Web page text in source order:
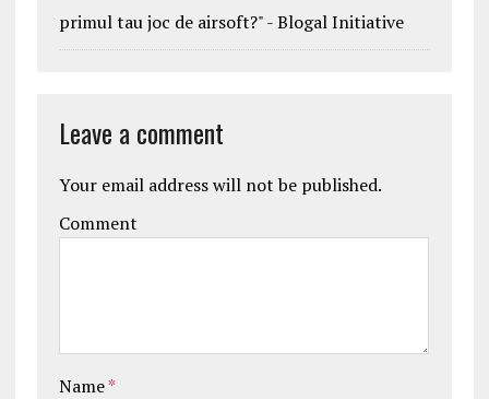
primul tau joc de airsoft?" - Blogal Initiative
Leave a comment
Your email address will not be published.
Comment
Name*